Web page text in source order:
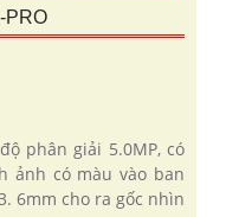
PRO
phân giải 5.0MP, có
ảnh có màu vào ban
6mm cho ra gốc nhìn